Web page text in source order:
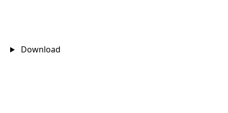
Download